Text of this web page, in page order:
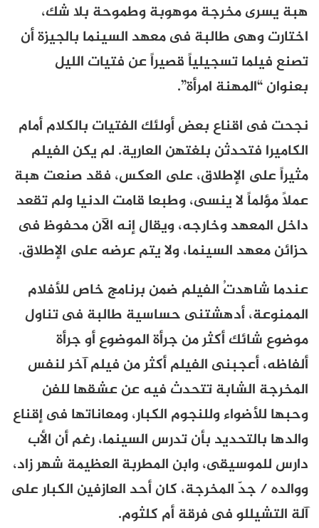
هبة يسرى مخرجة موهوبة وطموحة بلا شك،
اختارت وهى طالبة فى معهد السينما بالجيزة أن
تصنع فيلما تسجيلياً قصيراً عن فتيات الليل
بعنوان “المهنة امرأة”.
نجحت فى اقناع بعض أولئك الفتيات بالكلام أمام
الكاميرا فتحدثن بلغتهن العارية. لم يكن الفيلم
مثيراً على الإطلاق، على العكس، فقد صنعت هبة
عملاً مؤلماً لا ينسى، وطبعا قامت الدنيا ولم تقعد
داخل المعهد وخارجه، ويقال إنه الآن محفوظ فى
حزائن معهد السينما، ولا يتم عرضه على الإطلاق.
عندما شاهدتُ الفيلم ضمن برنامج خاص للأفلام
الممنوعة، أدهشتنى حساسية طالبة فى تناول
موضوع شائك أكثر من جرأة الموضوع أو جرأة
ألفاظه، أعجبنى الفيلم أكثر من فيلم آخر لنفس
المخرجة الشابة تتحدث فيه عن عشقها للفن
وحبها للأضواء وللنجوم الكبار، ومعاناتها فى إقناع
والدها بالتحديد بأن تدرس السينما، رغم أن الأب
دارس للموسيقى، وابن المطربة العظيمة شهر زاد،
ووالده / جدّ المخرجة، كان أحد العازفين الكبار على
آلة التشيللو فى فرقة أم كلثوم.